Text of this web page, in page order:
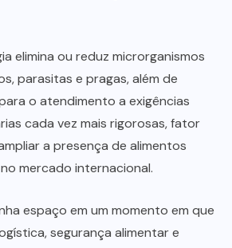
elimina ou reduz microrganismos
parasitas e pragas, além de
o atendimento a exigências
cada vez mais rigorosas, fator
a presença de alimentos
mercado internacional.
espaço em um momento em que
segurança alimentar e